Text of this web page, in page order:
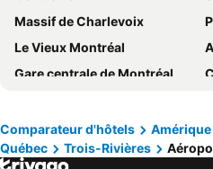
Rodeway Inn & Conference Centre
Massif de Charlevoix
Le Vieux Montréal
Gare centrale de Montréal
Parc Oméga
Centre-ville de Montréal
Comparateur d'hôtels
Québec
Trois-Rivières